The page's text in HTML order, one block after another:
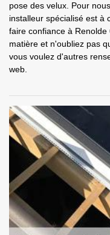
pose des velux. Pour
installeur spécialisé est à
faire confiance à
matière et n'oubliez pas
vous voulez d'autres
web.